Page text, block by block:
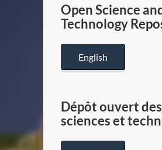
Open Science
Technology
English
Dépôt ouvert des
sciences et